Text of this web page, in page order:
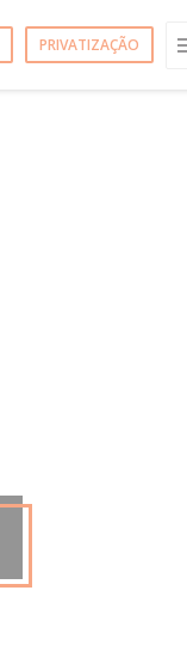
PRIVATIZAÇÃO